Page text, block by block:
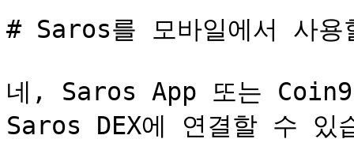
# Saros를 모바일에서 사용
네, Saros App 또는
Saros DEX에 연결할 수 있